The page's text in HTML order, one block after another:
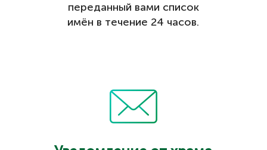
переданный вами список
имён в течение 24 часов.